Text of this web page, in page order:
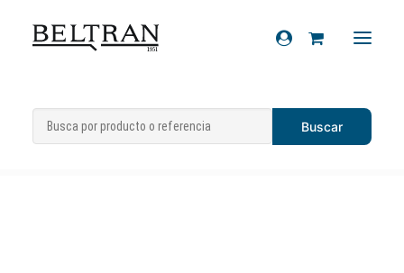
Recambios
Inicio Recambios » Variador Rodillos
»
Rodillo completo (antes 1A017025)